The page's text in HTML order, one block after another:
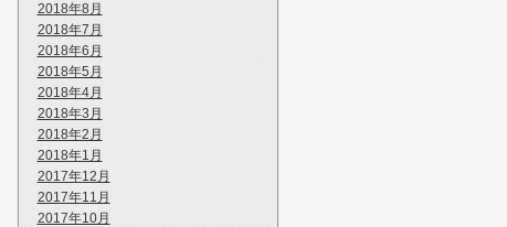
2018年8月
2018年7月
2018年6月
2018年5月
2018年4月
2018年3月
2018年2月
2018年1月
2017年12月
2017年11月
2017年10月